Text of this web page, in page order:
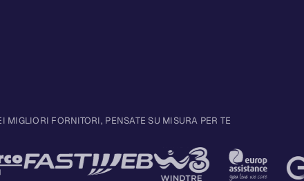
MIGLIORI FORNITORI, PENSATE SU MISURA PER TE